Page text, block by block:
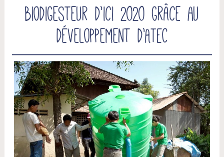
biodigesteur d’ici 2020 grâce au
développement d’ATEC